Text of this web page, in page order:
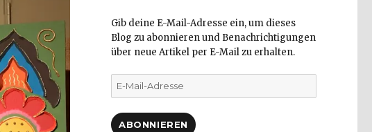
Gib deine E-Mail-Adresse ein, um dieses
Blog zu abonnieren und Benachrichtigungen
über neue Artikel per E-Mail zu erhalten.
E-
Mail-
ABONNIEREN